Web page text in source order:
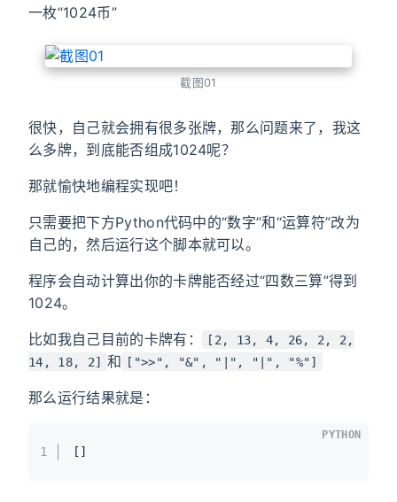
一枚“1024币”
截图01
很快，自己就会拥有很多张牌，那么问题来了，我这
么多牌，到底能否组成1024呢？
那就愉快地编程实现吧！
只需要把下方Python代码中的“数字”和“运算符”改为
自己的，然后运行这个脚本就可以。
程序会自动计算出你的卡牌能否经过“四数三算”得到
1024。
比如我自己目前的卡牌有：
[2, 13, 4, 26, 2, 2,
14, 18, 2] 和 [">>", "&", "|", "|", "%"]
那么运行结果就是：
1 []
PYTHON